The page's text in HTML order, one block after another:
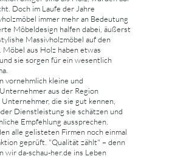
Doch im Laufe der Jahre
immer mehr an Bedeutung
Möbeldesign halfen dabei, äußerst
Massivholzmöbel auf den
aus Holz haben etwas
sie sorgen für ein wesentlich
vornehmlich kleine und
aus der Region
die sie gut kennen,
Dienstleistung sie schätzen und
Empfehlung aussprechen.
alle gelisteten Firmen noch einmal
geprüft. "Qualität zählt" – denn
wir da-schau-her.de ins Leben